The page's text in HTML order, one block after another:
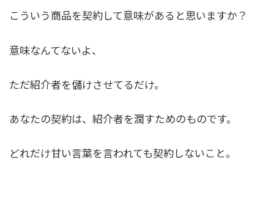
こういう商品を契約して意味があると思いますか？
意味なんてないよ、
ただ紹介者を儲けさせてるだけ。
あなたの契約は、紹介者を潤すためのものです。
どれだけ甘い言葉を言われても契約しないこと。